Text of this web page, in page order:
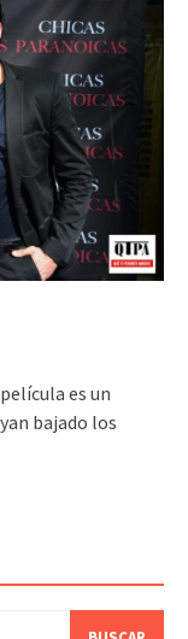
es un
bajado los